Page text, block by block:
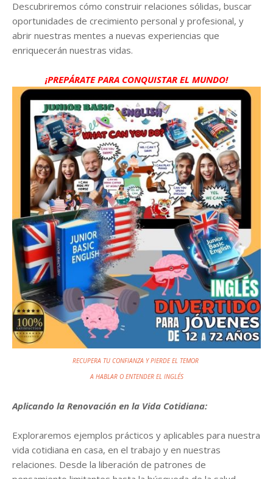
Descubriremos cómo construir relaciones sólidas, buscar
oportunidades de crecimiento personal y profesional, y
abrir nuestras mentes a nuevas experiencias que
enriquecerán nuestras vidas.
¡PREPÁRATE PARA CONQUISTAR EL MUNDO!
RECUPERA TU CONFIANZA Y PIERDE EL TEMOR
A HABLAR O ENTENDER EL INGLÉS
Aplicando la Renovación en la Vida Cotidiana:
Exploraremos ejemplos prácticos y aplicables para nuestra
vida cotidiana en casa, en el trabajo y en nuestras
relaciones. Desde la liberación de patrones de